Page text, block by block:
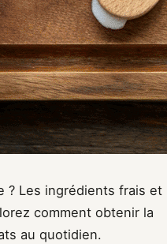
? Les ingrédients frais et
comment obtenir la
au quotidien.